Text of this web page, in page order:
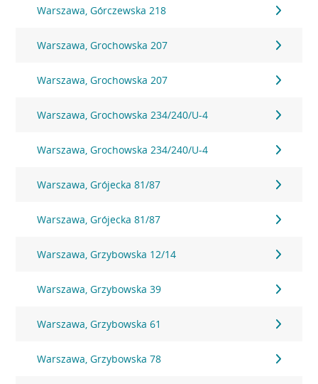
Warszawa, Górczewska 218
Warszawa, Grochowska 207
Warszawa, Grochowska 207
Warszawa, Grochowska 234/240/U-4
Warszawa, Grochowska 234/240/U-4
Warszawa, Grójecka 81/87
Warszawa, Grójecka 81/87
Warszawa, Grzybowska 12/14
Warszawa, Grzybowska 39
Warszawa, Grzybowska 61
Warszawa, Grzybowska 78